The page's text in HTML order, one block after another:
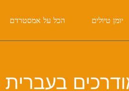
יומן טיולים הכל על אמסטרדם
בעברית